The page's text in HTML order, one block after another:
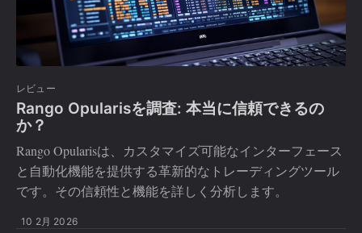
レビュー
Rango Opularisを調査: 本当に信頼できるの
か？
Rango Opularisは、カスタマイズ可能なインターフェース
と自動化機能を提供する革新的なトレーディングツール
です。その信頼性と機能を詳しく分析します。
10 2月 2026